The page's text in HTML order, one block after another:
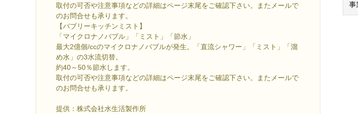
取付の可否や注意事項などの詳細はページ末尾をご確認下さい。またメールで
のお問合せも承ります。
【バブリーキッチンミスト】
「マイクロナノバブル」「ミスト」「節水」
最大2億個/ccのマイクロナノバブルが発生。「直流シャワー」「ミスト」「溜
め水」の3水流切替。
約40～50％節水します。
取付の可否や注意事項などの詳細はページ末尾をご確認下さい。またメールで
のお問合せも承ります。
提供：株式会社水生活製作所
事